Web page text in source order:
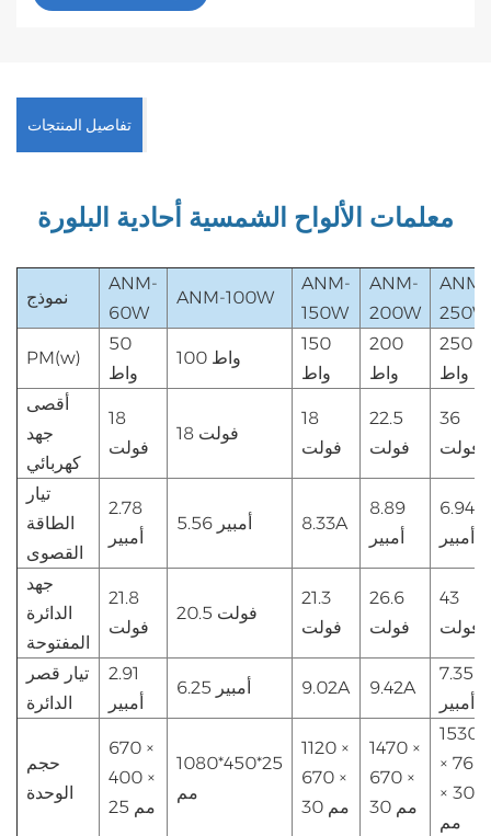
تفاصيل المنتجات
معلمات الألواح الشمسية أحادية البلورة
نموذج
ANM-
60W
ANM-100W
ANM-
150W
ANM-
200W
ANM-
250W
PM(w)
50
واط
100 واط
150
واط
200
واط
250
واط
أقصى
جهد
كهربائي
18
فولت
18 فولت
18
فولت
22.5
فولت
36
فولت
تيار
الطاقة
القصوى
2.78
أمبير
5.56 أمبير 8.33A
8.89
أمبير
6.94
أمبير
جهد
الدائرة
المفتوحة
21.8
فولت
20.5 فولت
21.3
فولت
26.6
فولت
43
فولت
تيار قصر
الدائرة
2.91
أمبير
6.25 أمبير 9.02A 9.42A
7.35
أمبير
حجم
الوحدة
670 ×
400 ×
25 مم
1080*450*25
مم
1120 ×
670 ×
30 مم
1470 ×
670 ×
30 مم
1530
× 765
× 30
مم